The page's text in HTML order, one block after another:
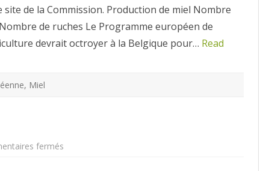
site de la Commission. Production de miel Nombre
de ruches Le Programme européen de
devrait octroyer à la Belgique pour… Read
, Miel
fermés